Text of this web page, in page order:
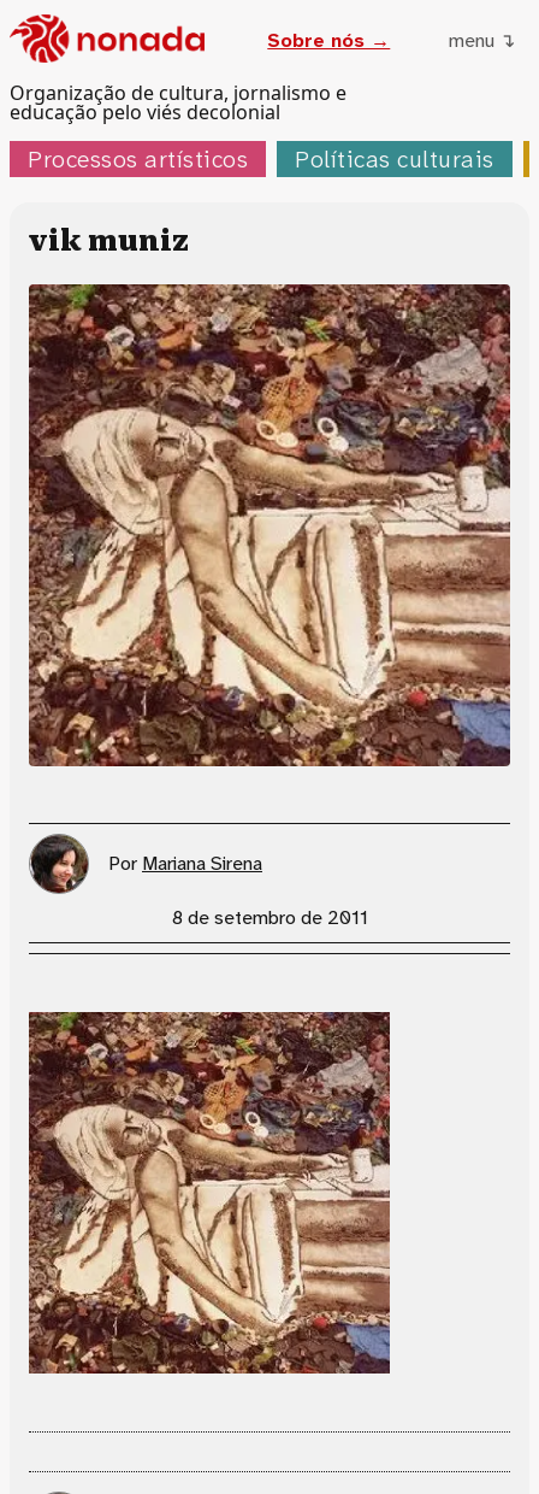
Organização de cultura, jornalismo e
educação pelo viés decolonial
Sobre nós → menu ↴
Processos artísticos Políticas culturais
vik muniz
Por Mariana Sirena
8 de setembro de 2011